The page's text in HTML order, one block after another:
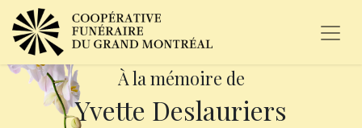
À la mémoire de
Yvette Deslauriers